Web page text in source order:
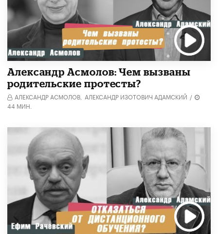
Александр Асмолов: Чем вызваны
родительские протесты?
АЛЕКСАНДР АСМОЛОВ, АЛЕКСАНДР ИЗОТОВИЧ АДАМСКИЙ /
44 МИН.